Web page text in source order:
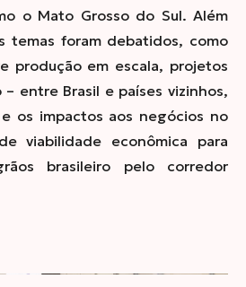
o Mato Grosso do Sul. Além
temas foram debatidos, como
produção em escala, projetos
entre Brasil e países vizinhos,
e os impactos aos negócios no
viabilidade econômica para
brasileiro pelo corredor